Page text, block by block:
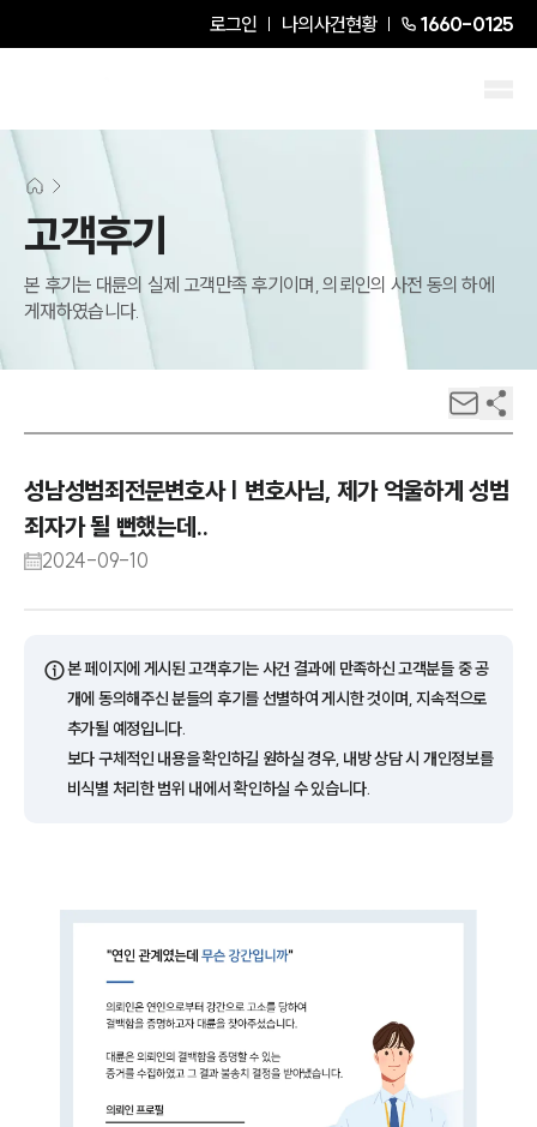
로그인 나의사건현황 1660-0125
고객후기
본 후기는 대륜의 실제 고객만족 후기이며, 의뢰인의 사전 동의 하에
게재하였습니다.
성남성범죄전문변호사 | 변호사님, 제가 억울하게 성범
죄자가 될 뻔했는데..
2024-09-10
ⓘ본 페이지에 게시된 고객후기는 사건 결과에 만족하신 고객분들 중 공
개에 동의해주신 분들의 후기를 선별하여 게시한 것이며, 지속적으로
추가될 예정입니다.
보다 구체적인 내용을 확인하길 원하실 경우, 내방 상담 시 개인정보를
비식별 처리한 범위 내에서 확인하실 수 있습니다.